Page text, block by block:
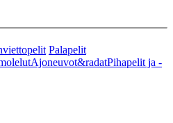
Palapelit
Ajoneuvot&radatPihapelit ja -